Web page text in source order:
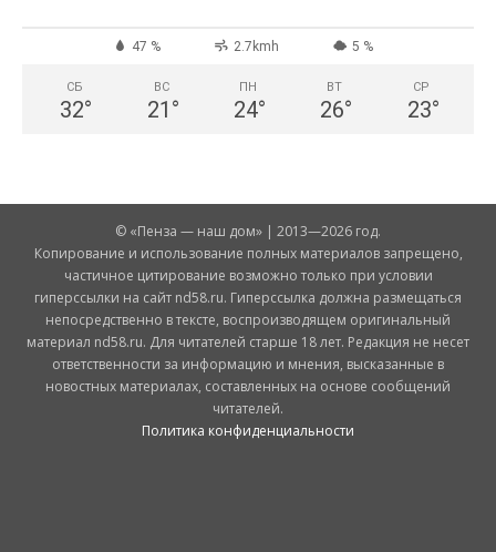
47 % 2.7kmh 5 %
СБ
32°
ВС
21 °
ПН
24°
ВТ
26°
СР
23°
© «Пенза — наш дом» | 2013—2026 год.
Копирование и использование полных материалов запрещено,
частичное цитирование возможно только при условии
гиперссылки на сайт nd58.ru. Гиперссылка должна размещаться
непосредственно в тексте, воспроизводящем оригинальный
материал nd58.ru. Для читателей старше 18 лет. Редакция не несет
ответственности за информацию и мнения, высказанные в
новостных материалах, составленных на основе сообщений
читателей.
Политика конфиденциальности